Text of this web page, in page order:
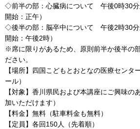
◇前半の部：心臓病について 午後0時30分
開始：正午）
◇後半の部：脳卒中について 午後2時30分
開始：午後2時）
※席に限りがあるため、原則前半か後半の
ださい。
【場所】四国こどもとおとなの医療センタ
ール）
【対象】香川県民および本講座にご興味の
加いただけます）
【料金】無料（駐車料金も無料）
【定員】各回150人（先着順）